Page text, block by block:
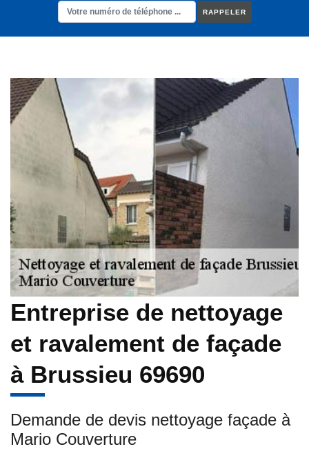
Entreprise de nettoyage
et ravalement de façade
à Brussieu 69690
Demande de devis nettoyage façade à
Mario Couverture